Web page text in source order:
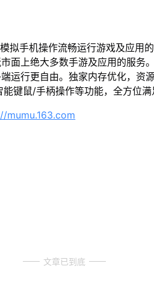
拟手机操作流畅运行游戏及应用
面上绝大多数手游及应用的服务
运行更自由。独家内存优化，资
键鼠/手柄操作等功能，全方位满
mumu.163.com
文章已到底